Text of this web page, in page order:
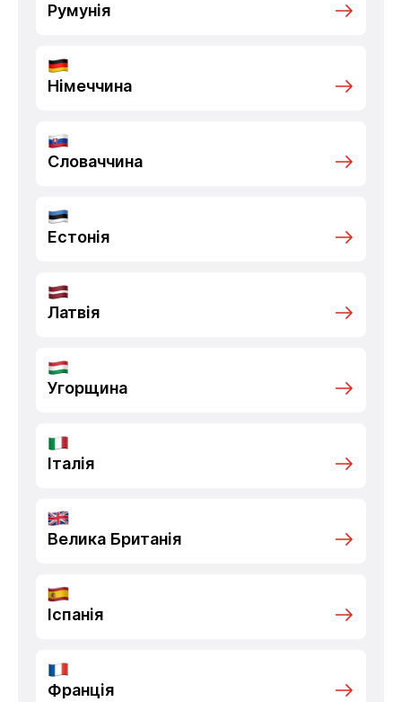
Румунія
Німеччина
Словаччина
Естонія
Латвія
Угорщина
Італія
Велика Британія
Іспанія
Франція